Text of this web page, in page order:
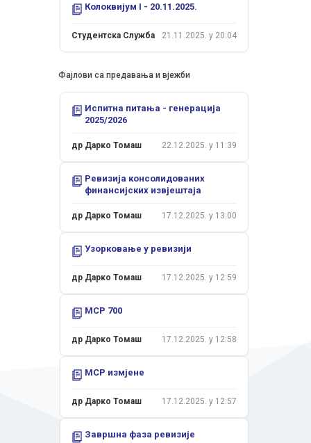
Колоквијум I - 20.11.2025.
Студентска Служба 21.11.2025. у 20:04
Фајлови са предавања и вјежби
Испитна питања - генерација
2025/2026
др Дарко Томаш 22.12.2025. у 11:39
Ревизија консолидованих
финансијских извјештаја
др Дарко Томаш 17.12.2025. у 13:00
Узорковање у ревизији
др Дарко Томаш 17.12.2025. у 12:59
МСР 700
др Дарко Томаш 17.12.2025. у 12:58
МСР измјене
др Дарко Томаш 17.12.2025. у 12:57
Завршна фаза ревизије